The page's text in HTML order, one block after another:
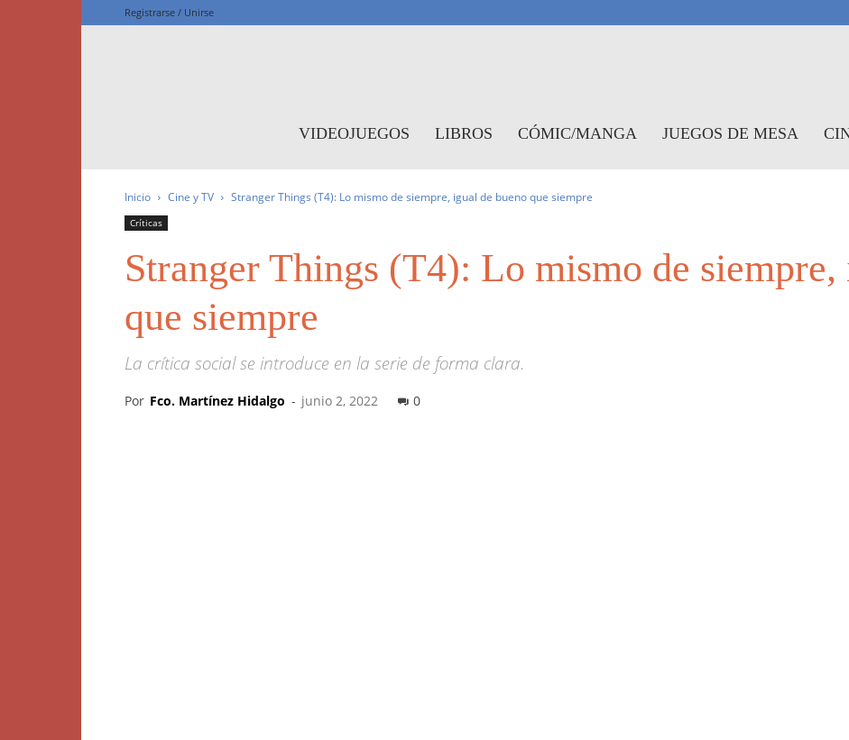
Registrarse / Unirse
VIDEOJUEGOS LIBROS CÓMIC/MANGA JUEGOS DE MESA
Inicio Cine y TV Stranger Things (T4): Lo mismo de siempre, igual de bueno que siempre
Críticas
Stranger Things (T4): Lo mismo de siempre,
que siempre
La crítica social se introduce en la serie de forma clara.
Por Fco. Martínez Hidalgo - junio 2, 2022 0